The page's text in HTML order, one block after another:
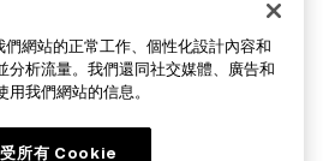
網站的正常工作、個性化設計內容和
分析流量。我們還同社交媒體、廣告和
我們網站的信息。
所有 Cookie